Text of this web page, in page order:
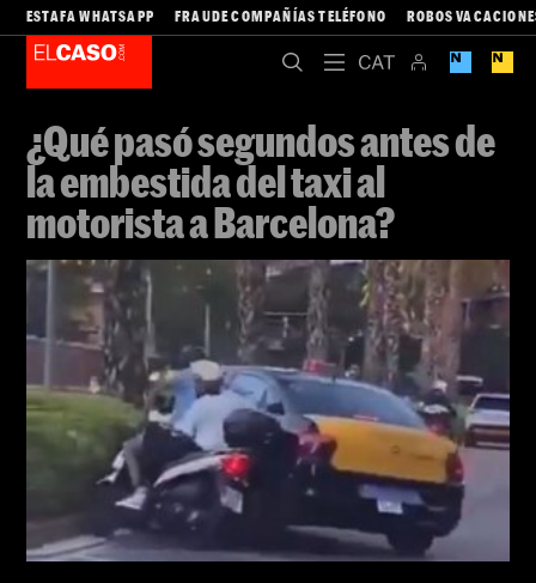
ESTAFA WHATSAPP FRAUDE COMPAÑÍAS TELÉFONO ROBOS
¿Qué pasó segundos antes de
la embestida del taxi al
motorista a Barcelona?